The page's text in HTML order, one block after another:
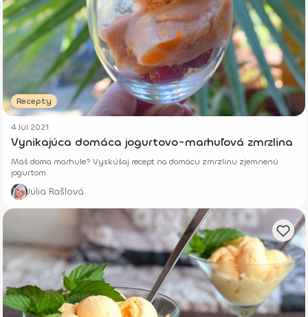
Recepty
4 Júl 2021
Vynikajúca domáca jogurtovo-marhuľová zmrzlina
Máš doma marhule? Vyskúšaj recept na domácu zmrzlinu zjemnenú
jogurtom.
Júlia Rašlová